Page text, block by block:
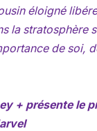
éloigné
la stratosphère
de soi,
+ présente le